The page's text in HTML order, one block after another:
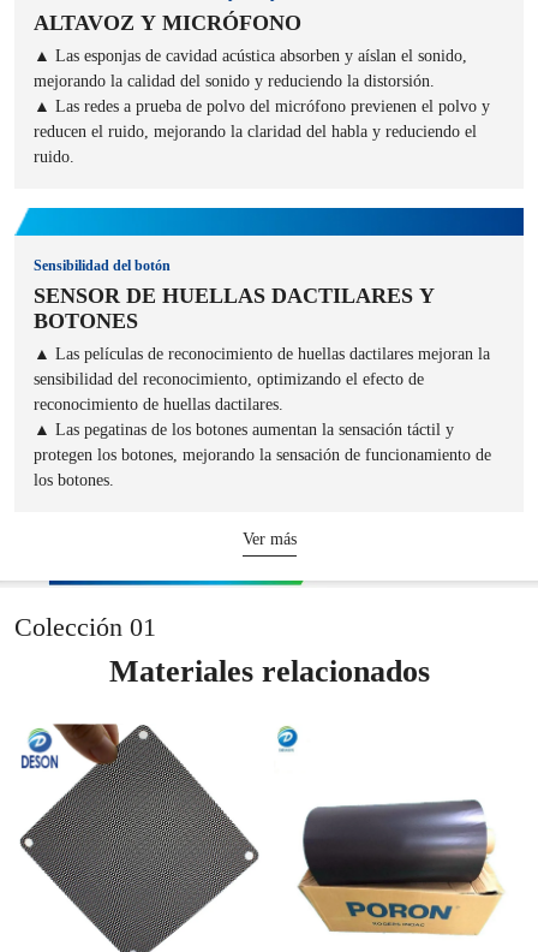
ALTAVOZ Y MICRÓFONO
▲ Las esponjas de cavidad acústica absorben y aíslan el sonido,
mejorando la calidad del sonido y reduciendo la distorsión.
▲ Las redes a prueba de polvo del micrófono previenen el polvo y
reducen el ruido, mejorando la claridad del habla y reduciendo el
ruido.
Sensibilidad del botón
SENSOR DE HUELLAS DACTILARES Y
BOTONES
▲ Las películas de reconocimiento de huellas dactilares mejoran la
sensibilidad del reconocimiento, optimizando el efecto de
reconocimiento de huellas dactilares.
▲ Las pegatinas de los botones aumentan la sensación táctil y
protegen los botones, mejorando la sensación de funcionamiento de
los botones.
Ver más
Comprar todo
Colección 01
Materiales relacionados